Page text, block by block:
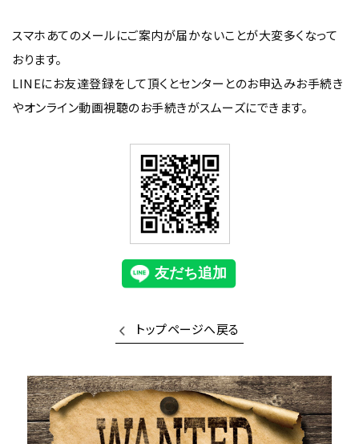
スマホあてのメールにご案内が届かないことが大変多くなって
おります。
LINEにお友達登録をして頂くとセンターとのお申込みお手続き
やオンライン動画視聴のお手続きがスムーズにできます。
トップページへ戻る